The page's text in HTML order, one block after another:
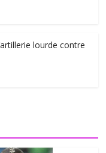
lourde contre